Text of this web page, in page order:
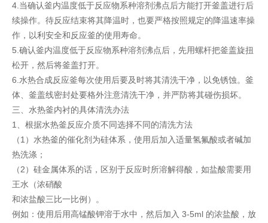
4.当确认釜内温度低于反应物系种溶剂沸点后方能打开釜盖进行后
续操作。待反应结束将其降温时，也要严格按照规定的降温速率操
作，以利安全和反应釜的使用寿命。
5.确认釜内温度低于反应物系种溶剂沸点后，先用螺杆把釜盖旋扭
松开，然后将釜盖打开。
6.水热合成反应釜每次使用后要及时将其清洗干净，以免锈蚀。釜
体、釜盖线密封处要格外注意清洗干净，并严防将其碰伤损坏。
三、水热釜内衬的具体清洗办法
1、根据水热釜反应介质不同选择不同的清洗方法
（1）水热釜的催化剂为硅体系，使用后加入适量氢氟酸或者碱加
热洗涤；
（2）硅金属体系的话，区别于反应时所溶解得酸，如盐酸需要用
王水（浓硝酸
和浓盐酸三比一比例）。
例如：使用后用高锰酸钾溶于水中，然后加入 3-5ml 的浓盐酸，放